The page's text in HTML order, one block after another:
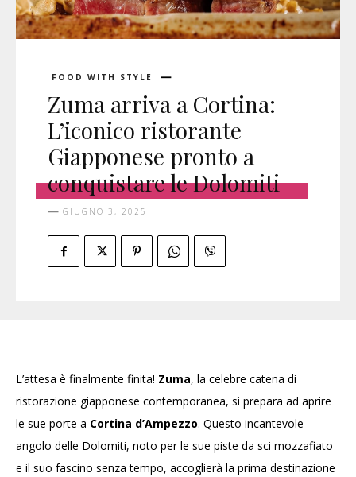
FOOD WITH STYLE
Zuma arriva a Cortina:
L’iconico ristorante
Giapponese pronto a
conquistare le Dolomiti
GIUGNO 3, 2025
L’attesa è finalmente finita! Zuma, la celebre catena di
ristorazione giapponese contemporanea, si prepara ad aprire
le sue porte a Cortina d’Ampezzo. Questo incantevole
angolo delle Dolomiti, noto per le sue piste da sci mozzafiato
e il suo fascino senza tempo, accoglierà la prima destinazione